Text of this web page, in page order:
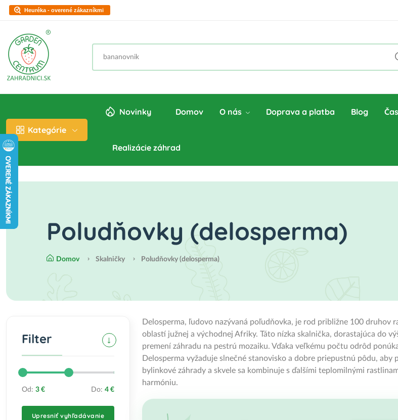
Heuréka - overené zákazníkmi
Kategórie
Novinky Domov O nás Doprava a platba Blog
Realizácie záhrad
Poludňovky (delosperma)
Domov Skalničky Poludňovky (delosperma)
Filter
Od: 3 € Do: 4 €
Upresniť vyhľadávanie
Delosperma, ľudovo nazývaná poľudňovka, je rod približne 100 druhov
oblastí južnej a východnej Afriky. Táto nízka skalnička, dorastajúca do
premení záhradu na pestrú mozaiku. Vďaka veľkému počtu odrôd
Delosperma vyžaduje slnečné stanovisko a dobre priepustnú pôdu,
bylinkové záhrady a skvele sa kombinuje s ďalšími teplomilnými
harmóniu.